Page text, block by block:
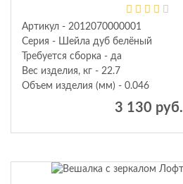
Артикул - 2012070000001
Серия - Шейла дуб белёный
Требуется сборка - да
Вес изделия, кг - 22.7
Объем изделия (мм) - 0.046
3 130 руб.